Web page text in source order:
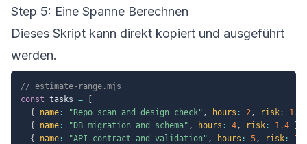
Step 5: Eine Spanne Berechnen
Dieses Skript kann direkt kopiert und ausgeführt
werden.
// estimate-range.mjs
const tasks =
{
name : "Repo scan and design check" , hours : 2, risk :
1.1
{
name : "DB migration and schema" , hours : 4, risk : 1.4 }
{
name : "API contract and validation" , hours : 5, risk :